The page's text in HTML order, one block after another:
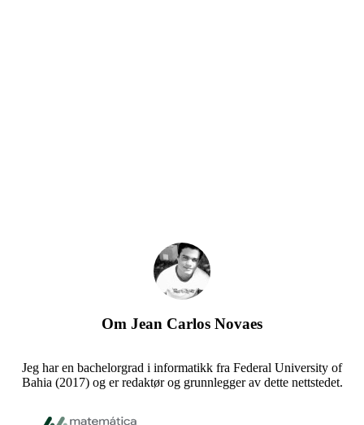
Om Jean Carlos Novaes
Jeg har en bachelorgrad i informatikk fra Federal University of
Bahia (2017) og er redaktør og grunnlegger av dette nettstedet.
Bunntekst